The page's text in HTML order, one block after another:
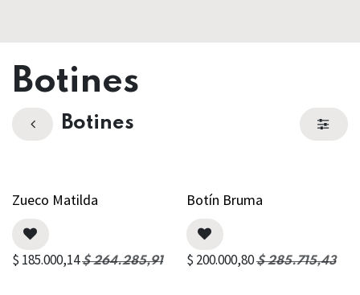
Botines
Botines
Zueco Matilda
$ 185.000,14$264.285,91
Botín Bruma
$ 200.000,80$285.715,43